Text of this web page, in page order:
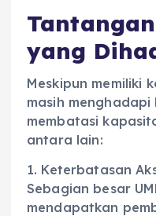
yang
Meskipun memiliki
masih
membatasi
antara lain:
1. Keterbatasan
Sebagian besar
mendapatkan